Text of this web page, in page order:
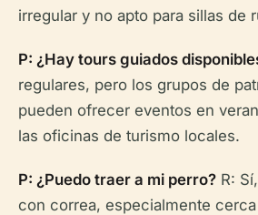
irregular y no apto para sillas de
P: ¿Hay tours guiados
regulares, pero los grupos de
pueden ofrecer eventos en
las oficinas de turismo locales.
P: ¿Puedo traer a mi perro? R:
con correa, especialmente